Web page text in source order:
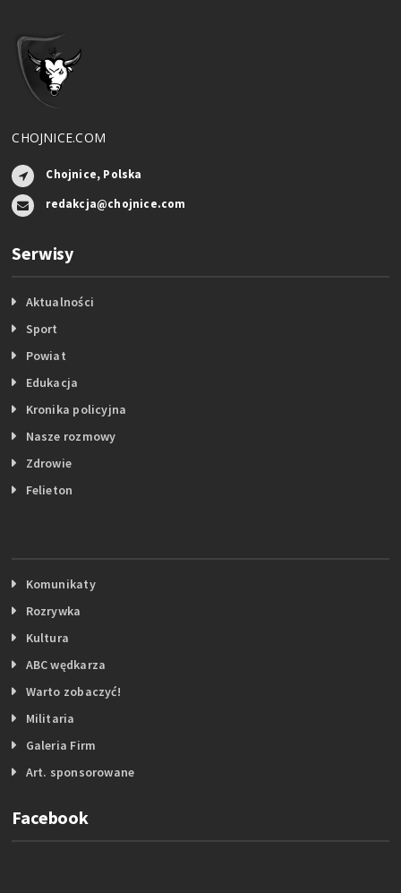
CHOJNICE.COM
Chojnice, Polska
redakcja@chojnice.com
Serwisy
Aktualności
Sport
Powiat
Edukacja
Kronika policyjna
Nasze rozmowy
Zdrowie
Felieton
Komunikaty
Rozrywka
Kultura
ABC wędkarza
Warto zobaczyć!
Militaria
Galeria Firm
Art. sponsorowane
Facebook